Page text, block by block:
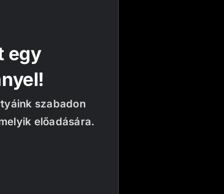
egy
szabadon
előadására.